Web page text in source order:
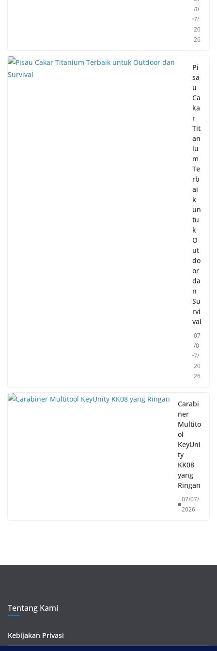
/0
7/
20
26
Pi
sa
u
Ca
ka
r
Tit
an
iu
m
Te
rb
ai
k
un
tu
k
O
ut
do
or
da
n
Su
rvi
val
07
/0
7/
20
26
Carabi
ner
Multito
ol
KeyUni
ty
KK08
yang
Ringan
07/07/
2026
Tentang Kami
Kebijakan Privasi